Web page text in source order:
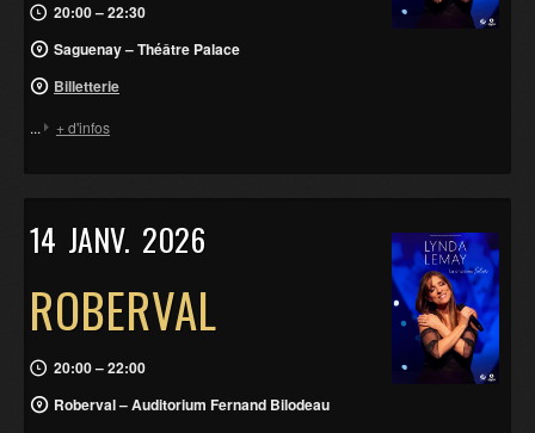
20:00 – 22:30
Saguenay – Théâtre Palace
Billetterie
... + d'infos
14 JANV. 2026
ROBERVAL
20:00 – 22:00
Roberval – Auditorium Fernand Bilodeau